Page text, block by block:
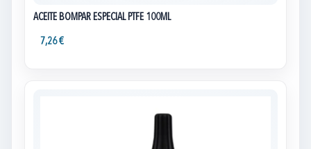
ACEITE BOMPAR ESPECIAL PTFE 100ML
7,26 €